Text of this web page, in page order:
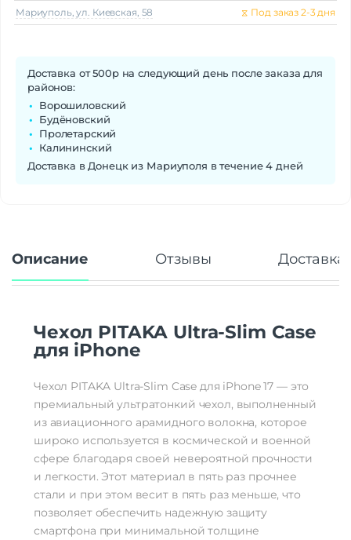
Мариуполь, ул. Киевская, 58 ⧖ Под заказ 2-3 дня
Доставка от 500р на следующий день после заказа для
районов:
Ворошиловский
Будёновский
Пролетарский
Калининский
Доставка в Донецк из Мариуполя в течение 4 дней
Описание Отзывы Доставка
Чехол PITAKA Ultra-Slim Case
для iPhone
Чехол PITAKA Ultra-Slim Case для iPhone 17 — это
премиальный ультратонкий чехол, выполненный
из авиационного арамидного волокна, которое
широко используется в космической и военной
сфере благодаря своей невероятной прочности
и легкости. Этот материал в пять раз прочнее
стали и при этом весит в пять раз меньше, что
позволяет обеспечить надежную защиту
смартфона при минимальной толщине